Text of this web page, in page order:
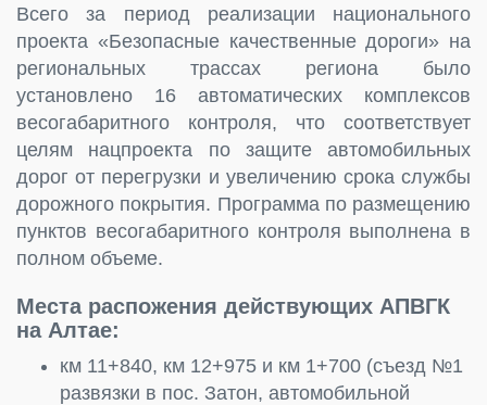
Всего за период реализации национального
проекта «Безопасные качественные дороги» на
региональных трассах региона было
установлено 16 автоматических комплексов
весогабаритного контроля, что соответствует
целям нацпроекта по защите автомобильных
дорог от перегрузки и увеличению срока службы
дорожного покрытия. Программа по размещению
пунктов весогабаритного контроля выполнена в
полном объеме.
Места распожения действующих АПВГК
на Алтае:
км 11+840, км 12+975 и км 1+700 (съезд №1
развязки в пос. Затон, автомобильной